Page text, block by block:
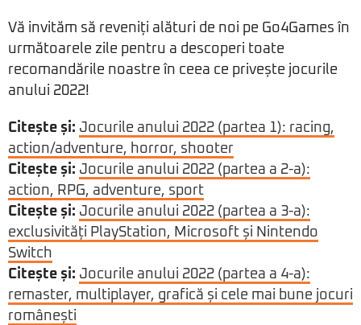
Vă invităm să reveniți alături de noi pe Go4Games în
următoarele zile pentru a descoperi toate
recomandările noastre în ceea ce privește jocurile
anului 2022!
Citește și: Jocurile anului 2022 (partea 1): racing,
action/adventure, horror, shooter
Citește și: Jocurile anului 2022 (partea a 2-a):
action, RPG, adventure, sport
Citește și: Jocurile anului 2022 (partea a 3-a):
exclusivități PlayStation, Microsoft și Nintendo
Switch
Citește și: Jocurile anului 2022 (partea a 4-a):
remaster, multiplayer, grafică și cele mai bune jocuri
românești